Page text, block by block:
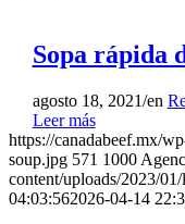
Sopa rápida
agosto 18, 2021/en
Leer más
https://canadabeef.mx/
soup.jpg 571 1000
content/uploads/2023/
04:03:562026-04-14